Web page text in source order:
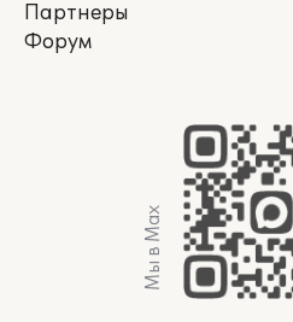
Партнеры
Форум
Мы в Max